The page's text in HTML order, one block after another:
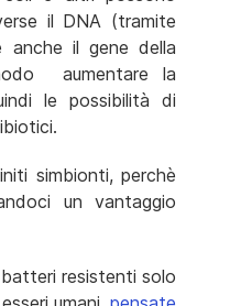
il DNA (tramite
anche il gene della
aumentare la
le possibilità di
simbionti, perchè
un vantaggio
resistenti solo